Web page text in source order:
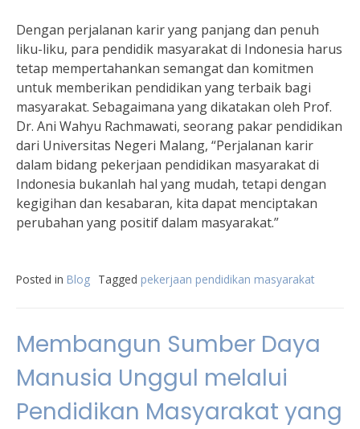
Dengan perjalanan karir yang panjang dan penuh
liku-liku, para pendidik masyarakat di Indonesia harus
tetap mempertahankan semangat dan komitmen
untuk memberikan pendidikan yang terbaik bagi
masyarakat. Sebagaimana yang dikatakan oleh Prof.
Dr. Ani Wahyu Rachmawati, seorang pakar pendidikan
dari Universitas Negeri Malang, “Perjalanan karir
dalam bidang pekerjaan pendidikan masyarakat di
Indonesia bukanlah hal yang mudah, tetapi dengan
kegigihan dan kesabaran, kita dapat menciptakan
perubahan yang positif dalam masyarakat.”
Posted in Blog Tagged pekerjaan pendidikan masyarakat
Membangun Sumber Daya
Manusia Unggul melalui
Pendidikan Masyarakat yang